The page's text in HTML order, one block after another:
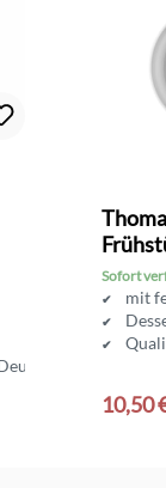
Sofort
mit
10,50